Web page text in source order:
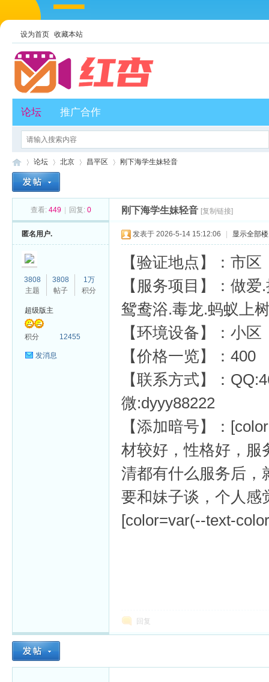
设为首页 收藏本站
论坛 推广合作
论坛
›
北京
›
昌平区 刚下海学生妹轻音
查看: 449 回复: 0 刚下海学生妹轻音 [复制链接]
匿名用户.
3808
主题
3808
帖子
1万
积分
超级版主
积分 12455
发消息
发表于 2026-5-14 15:12:06 显示全部
【验证地点】：市区
【服务项目】：做
鸳鸯浴.毒龙.蚂蚁上
【环境设备】：小区
【价格一览】：400
【联系方式】：
微:dyyy88222
【添加暗号】：
材较好，性格好，服
清都有什么服务后，
要和妹子谈，个人感
[color=var(--text-
回复